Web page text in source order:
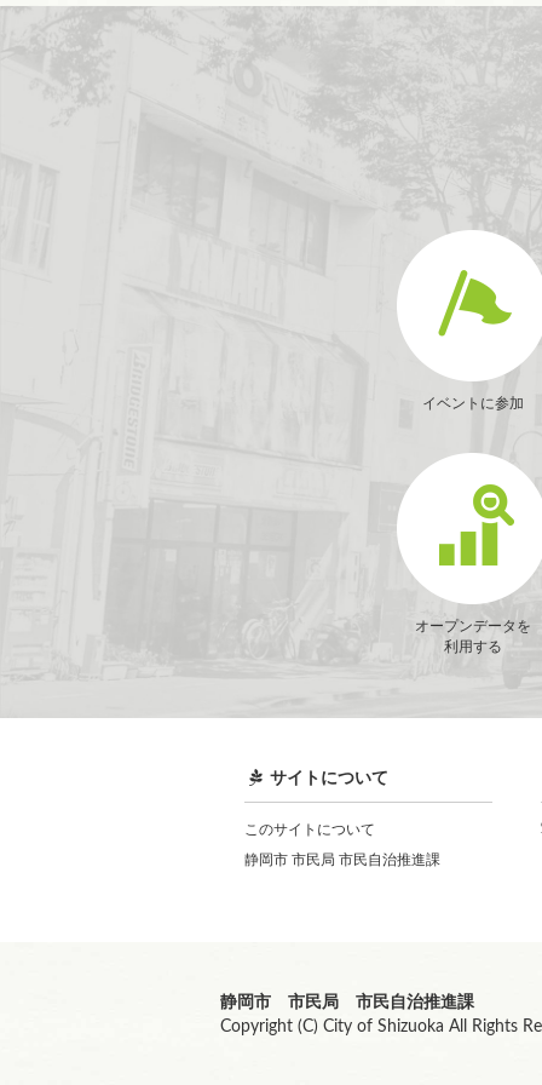
イベントに参加
オープンデータを
利用する
サイトについて
このサイトについて
静岡市 市民局 市民自治推進課
静岡市 市民局 市民自治推進課
Copyright (C) City of Shizuoka All Rights